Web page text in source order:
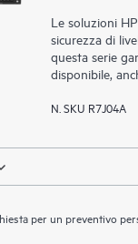
Le soluzioni
sicurezza di
questa serie
disponibile,
N. SKU R7J04A
per un preventivo